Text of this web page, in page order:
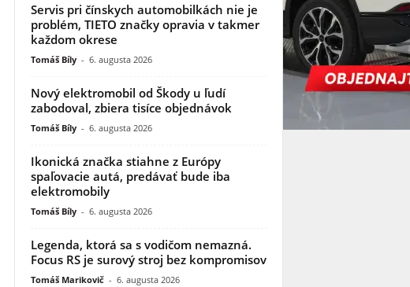
Servis pri čínskych automobilkách nie je
problém, TIETO značky opravia v takmer
každom okrese
Tomáš Bíly - 6. augusta 2026
Nový elektromobil od Škody u ľudí
zabodoval, zbiera tisíce objednávok
Tomáš Bíly - 6. augusta 2026
Ikonická značka stiahne z Európy
spaľovacie autá, predávať bude iba
elektromobily
Tomáš Bíly - 6. augusta 2026
Legenda, ktorá sa s vodičom nemazná.
Focus RS je surový stroj bez kompromisov
Tomáš Marikovič - 6. augusta 2026